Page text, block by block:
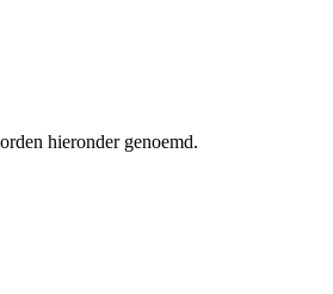
hieronder genoemd.